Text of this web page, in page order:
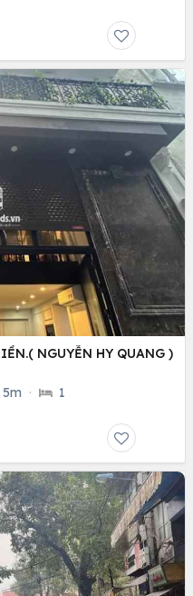
NGUYỄN HY QUANG )
5m · 1